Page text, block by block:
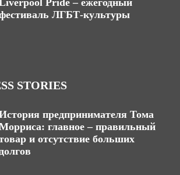
Pride – ежегодный
ЛГБТ-культуры
STORIES
предпринимателя Тома
главное – правильный
и отсутствие больших